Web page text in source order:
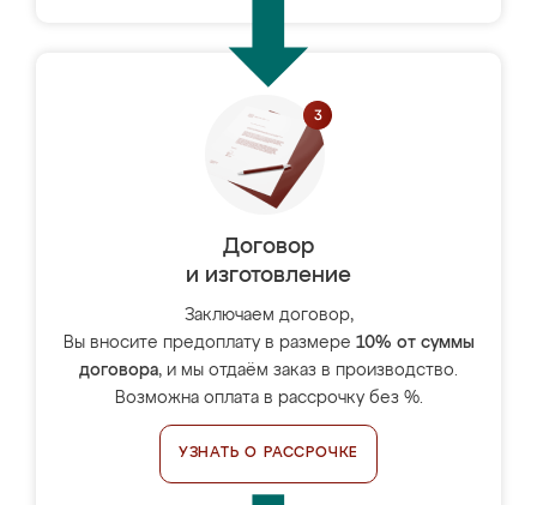
Договор
и изготовление
Заключаем договор,
Вы вносите предоплату в размере 10% от суммы
договора, и мы отдаём заказ в производство.
Возможна оплата в рассрочку без %.
УЗНАТЬ О РАССРОЧКЕ